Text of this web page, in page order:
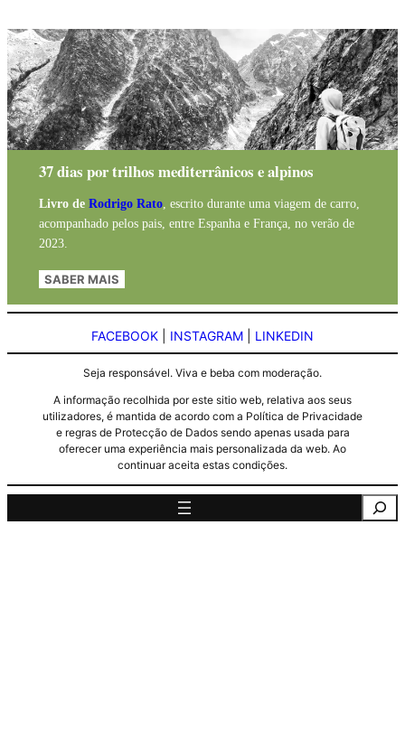
37 dias por trilhos mediterrânicos e alpinos
Livro de Rodrigo Rato, escrito durante uma viagem de carro,
acompanhado pelos pais, entre Espanha e França, no verão de
2023.
SABER MAIS
FACEBOOK INSTAGRAM LINKEDIN
Seja responsável. Viva e beba com moderação.
A informação recolhida por este sitio web, relativa aos seus
utilizadores, é mantida de acordo com a Política de Privacidade
e regras de Protecção de Dados sendo apenas usada para
oferecer uma experiência mais personalizada da web. Ao
continuar aceita estas condições.